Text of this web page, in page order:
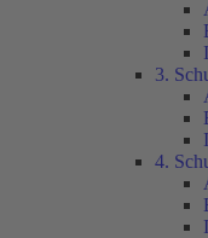
3.
4.